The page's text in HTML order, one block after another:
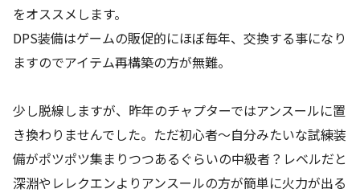
をオススメします。
DPS装備はゲームの販促的にほぼ毎年、交換する事になり
ますのでアイテム再構築の方が無難。
少し脱線しますが、昨年のチャプターではアンスールに置
き換わりませんでした。ただ初心者～自分みたいな試練装
備がポツポツ集まりつつあるぐらいの中級者？レベルだと
深淵やレレクエンよりアンスールの方が簡単に火力が出る